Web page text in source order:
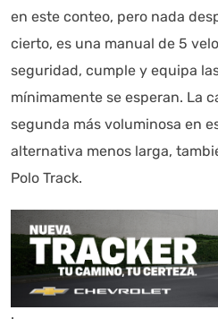
en este conteo, pero nada
cierto, es una manual de 5
seguridad, cumple y equipa
mínimamente se esperan. La
segunda más voluminosa en
alternativa menos larga,
Polo Track.
.